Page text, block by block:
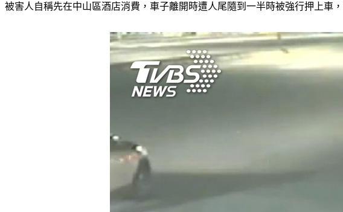
被害人自稱先在中山區酒店消費，車子離開時遭人尾隨到一半時被強行押上車